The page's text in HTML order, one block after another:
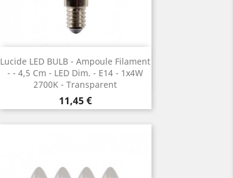
Lucide LED BULB - Ampoule Filament
- ¯ 4,5 Cm - LED Dim. - E14 - 1x4W
2700K - Transparent
Preis
11,45 €
Vorschau